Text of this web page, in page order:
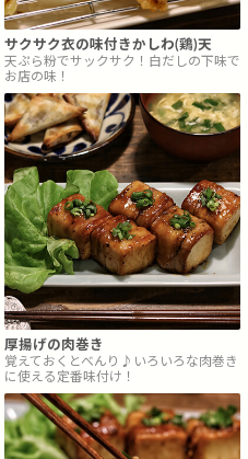
サクサク衣の味付きかしわ(鶏)天
天ぷら粉でサックサク！白だしの下味で
お店の味！
厚揚げの肉巻き
覚えておくとべんり♪いろいろな肉巻き
に使える定番味付け！